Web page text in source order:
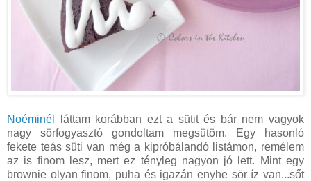
Noéminél
láttam korábban ezt a sütit és bár nem vagyok
nagy sörfogyasztó gondoltam megsütöm. Egy hasonló
fekete teás süti van még a kipróbálandó listámon, remélem
az is finom lesz, mert ez tényleg nagyon jó lett. Mint egy
brownie olyan finom, puha és igazán enyhe sör íz van...sőt